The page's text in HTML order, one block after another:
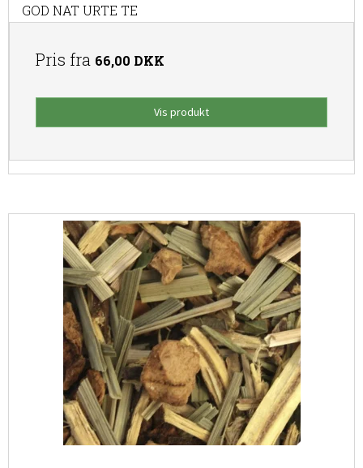
GOD NAT URTE TE
Pris fra 66,00 DKK
Vis produkt